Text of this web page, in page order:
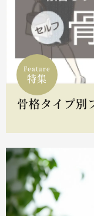
Feature
特集
骨格タイプ別